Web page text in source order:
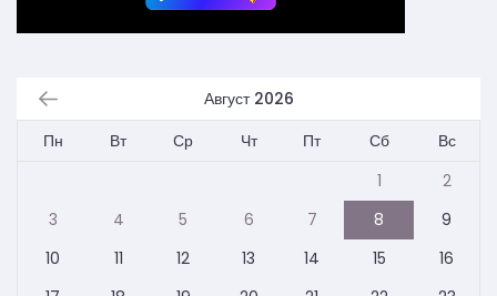
Август 2026
Пн
Вт Ср Чт Пт Сб
Вс
1
2
3
4 5 6 7 8
9
10
11 12 13 14 15
16